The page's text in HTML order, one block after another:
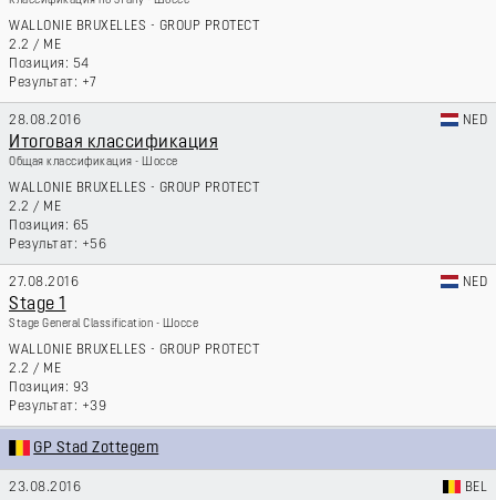
WALLONIE BRUXELLES - GROUP PROTECT
2.2 / ME
54
+7
28.08.2016 NED
Итоговая классификация
Общая классификация - Шоссе
WALLONIE BRUXELLES - GROUP PROTECT
2.2 / ME
65
+56
27.08.2016 NED
Stage 1
Stage General Classification - Шоссе
WALLONIE BRUXELLES - GROUP PROTECT
2.2 / ME
93
+39
GP Stad Zottegem
23.08.2016 BEL